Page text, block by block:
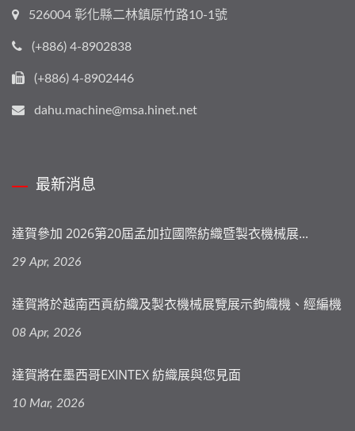
526004 彰化縣二林鎮原竹路10-1號
(+886) 4-8902838
(+886) 4-8902446
dahu.machine@msa.hinet.net
最新消息
達賀參加 2026第20屆孟加拉國際紡織暨製衣機械展...
29 Apr, 2026
達賀將於越南西貢紡織及製衣機械展覽展示鉤織機、經編機
08 Apr, 2026
達賀將在墨西哥EXINTEX 紡織展與您見面
10 Mar, 2026